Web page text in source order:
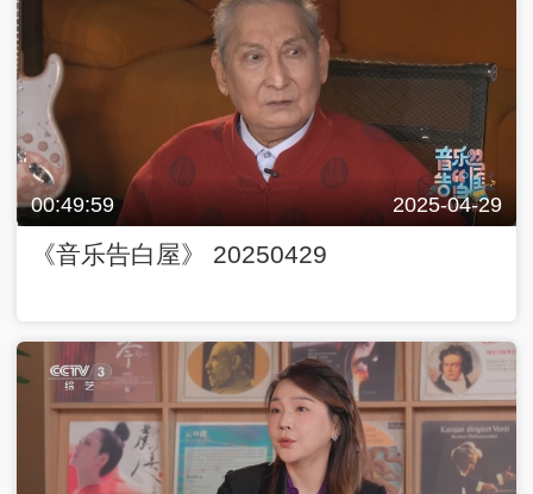
00:49:59 2025-04-29
《音乐告白屋》 20250429